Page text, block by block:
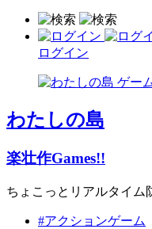
ログイン
わたしの島
楽壮作Games!!
ちょこっとリアルタイム
#アクションゲーム